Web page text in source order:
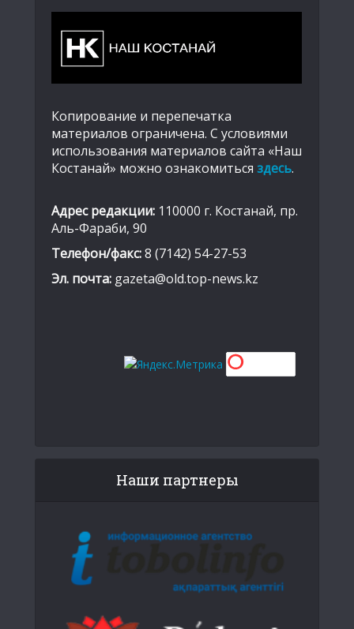
Копирование и перепечатка
материалов ограничена. С условиями
использования материалов сайта «Наш
Костанай» можно ознакомиться здесь.
Адрес редакции: 110000 г. Костанай, пр.
Аль-Фараби, 90
Телефон/факс:8 (7142) 54-27-53
Эл. почта: gazeta@old.top-news.kz
Наши партнеры